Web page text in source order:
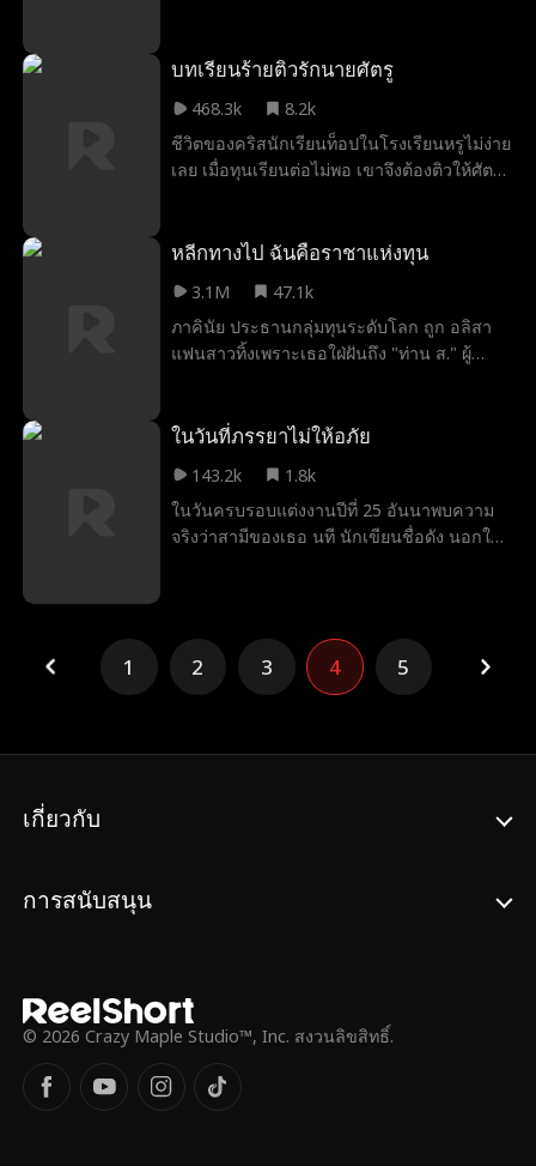
เมือง
บทเรียนร้ายติวรักนายศัตรู
468.3k
8.2k
ชีวิตของคริสนักเรียนท็อปในโรงเรียนหรูไม่ง่าย
เลย เมื่อทุนเรียนต่อไม่พอ เขาจึงต้องติวให้ศัตรู
เรื่องแย่กว่าคือลูเซียนดันกุมความลับสุดดาร์ก
มากเข้าไว้แต่ดูเหมือนเขาจะใกล้เกินไปแล้ว
หลีกทางไป ฉันคือราชาแห่งทุน
3.1M
47.1k
ภาคินัย ประธานกลุ่มทุนระดับโลก ถูก อลิสา
แฟนสาวทิ้งเพราะเธอใฝ่ฝันถึง "ท่าน ส." ผู้
ที่แท้จริงในงานเลี้ยงของอลิสา เพื่อทวงคืนทุก
ในวันที่ภรรยาไม่ให้อภัย
143.2k
1.8k
ในวันครบรอบแต่งงานปีที่ 25 อันนาพบความ
จริงว่าสามีของเธอ นที นักเขียนชื่อดัง นอกใจ
ไล่อันนาออกจากบ้านอย่างไม่ไยดี อันนาที่
หัวใจแตกสลายจึงตั้งปณิธานว่าจะไม่มีวันให้
อภัยเขาอีกต่อไป เธอกลับมานั่งตำแหน่ง
1 2 3 4 5
เกี่ยวกับ
การสนับสนุน
© 2026 Crazy Maple Studio™, Inc. สงวนลิขสิทธิ์.